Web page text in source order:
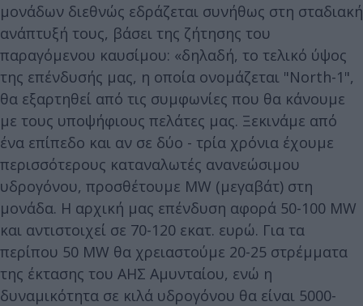
μονάδων διεθνώς εδράζεται συνήθως στη σταδιακή
ανάπτυξή τους, βάσει της ζήτησης του
παραγόμενου καυσίμου: «δηλαδή, το τελικό ύψος
της επένδυσής μας, η οποία ονομάζεται "North-1",
θα εξαρτηθεί από τις συμφωνίες που θα κάνουμε
με τους υποψήφιους πελάτες μας. Ξεκινάμε από
ένα επίπεδο και αν σε δύο - τρία χρόνια έχουμε
περισσότερους καταναλωτές ανανεώσιμου
υδρογόνου, προσθέτουμε MW (μεγαβάτ) στη
μονάδα. Η αρχική μας επένδυση αφορά 50-100 MW
και αντιστοιχεί σε 70-120 εκατ. ευρώ. Για τα
περίπου 50 ΜW θα χρειαστούμε 20-25 στρέμματα
της έκτασης του ΑΗΣ Αμυνταίου, ενώ η
δυναμικότητα σε κιλά υδρογόνου θα είναι 5000-